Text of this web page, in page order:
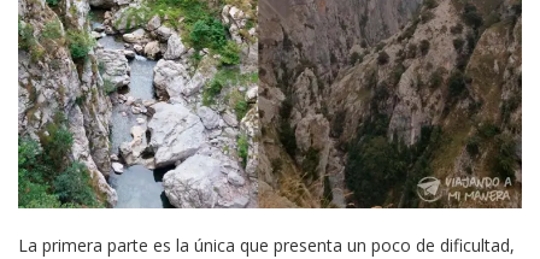
La primera parte es la única que presenta un poco de dificultad,